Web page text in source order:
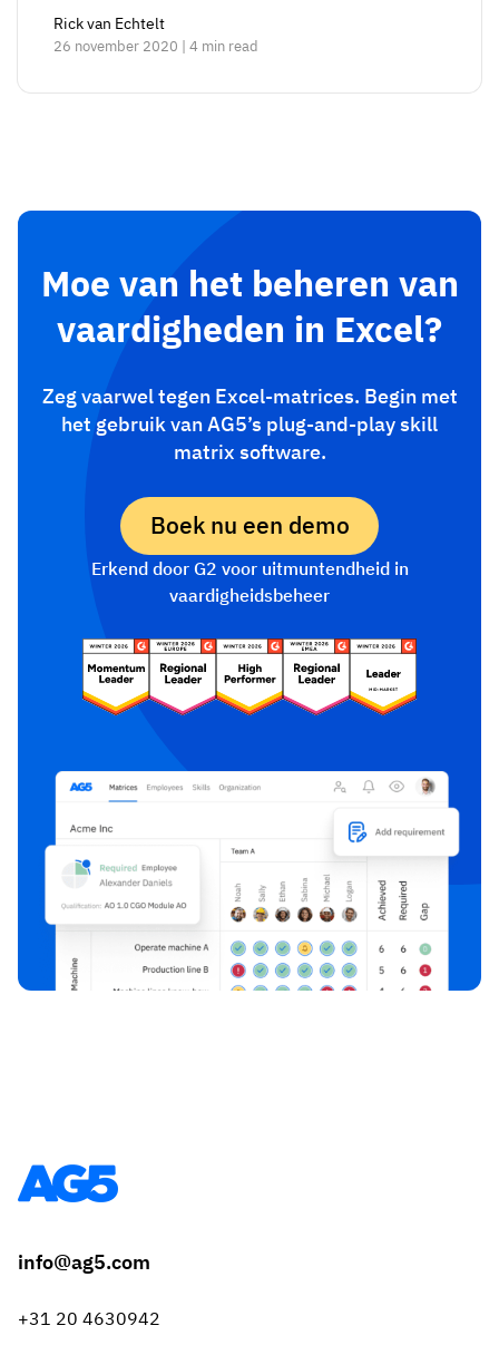
Rick van Echtelt
26 november 2020 | 4 min read
Moe van het beheren van
vaardigheden in Excel?
Zeg vaarwel tegen Excel-matrices. Begin met
het gebruik van AG5’s plug-and-play skill
matrix software.
Boek nu een demo
Erkend door G2 voor uitmuntendheid in
vaardigheidsbeheer
info@ag5.com
+31 20 4630942